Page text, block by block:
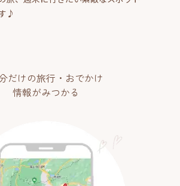
♪
だけの旅行・おでかけ
情報がみつかる